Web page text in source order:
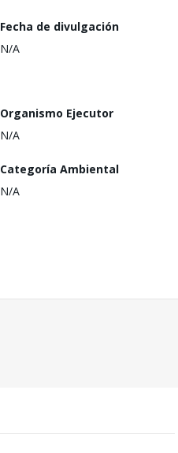
Fecha de divulgación
N/A
Organismo Ejecutor
N/A
Categoría Ambiental
N/A